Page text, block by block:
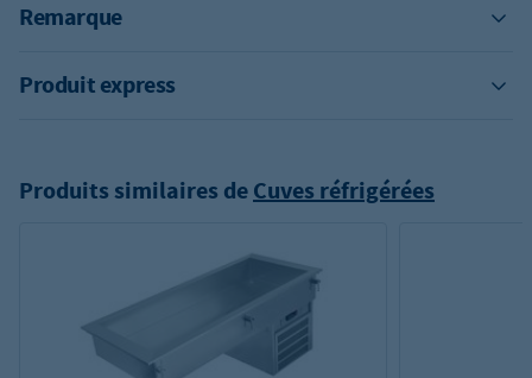
Remarque
Produit express
Produits similaires deCuves réfrigérées